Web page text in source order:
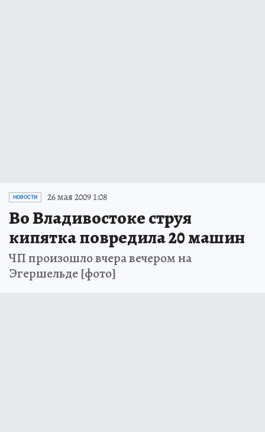
НОВОСТИ 26 мая 2009 1:08
Во Владивостоке струя
кипятка повредила 20 машин
ЧП произошло вчера вечером на
Эгершельде [фото]